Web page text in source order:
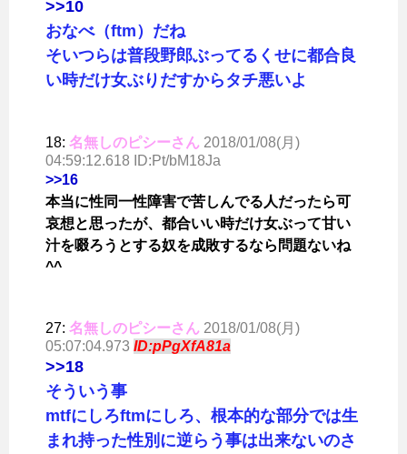
>>10
おなべ（ftm）だね
そいつらは普段野郎ぶってるくせに都合良
い時だけ女ぶりだすからタチ悪いよ
18: 名無しのピシーさん 2018/01/08(月)
04:59:12.618 ID:Pt/bM18Ja
>>16
本当に性同一性障害で苦しんでる人だったら可
哀想と思ったが、都合いい時だけ女ぶって甘い
汁を啜ろうとする奴を成敗するなら問題ないね
^^
27: 名無しのピシーさん 2018/01/08(月)
05:07:04.973 ID:pPgXfA81a
>>18
そういう事
mtfにしろftmにしろ、根本的な部分では生
まれ持った性別に逆らう事は出来ないのさ